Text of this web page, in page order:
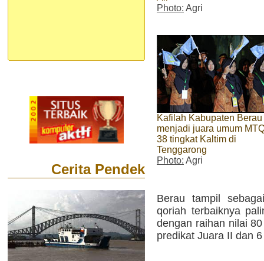
Cerita Pendek
Photo: Agri
Kafilah Kabupaten Berau
menjadi juara umum
38 tingkat Kaltim di
Tenggarong
Photo: Agri
Berau tampil
qoriah terbaiknya
dengan raihan nilai
predikat Juara II dan